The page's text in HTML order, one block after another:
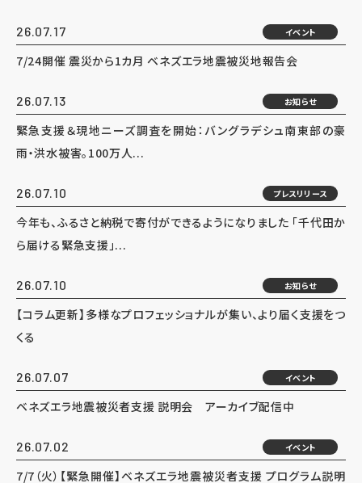
26.07.17 イベント
7/24開催 震災から1カ月 ベネズエラ地震被災地報告会
26.07.13 お知らせ
緊急支援＆現地ニーズ調査を開始：バングラデシュ南東部の豪
雨・洪水被害。100万人...
26.07.10 プレスリリース
今年も、ふるさと納税で寄付ができるようになりました 「千代田か
ら届ける緊急支援」...
26.07.10 お知らせ
【コラム更新】多様なプロフェッショナルが集い、より届く支援をつ
くる
26.07.07 イベント
ベネズエラ地震被災者支援 説明会 アーカイブ配信中
26.07.02 イベント
7/7（火）【緊急開催】ベネズエラ地震被災者支援 プログラム説明